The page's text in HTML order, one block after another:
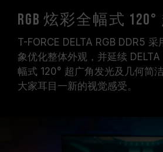
RGB 炫彩全幅式
T-FORCE DELTA RGB DDR5
象优化整体外观，并延续
幅式 120° 超广角发光及几何简
大家耳目一新的视觉感受。